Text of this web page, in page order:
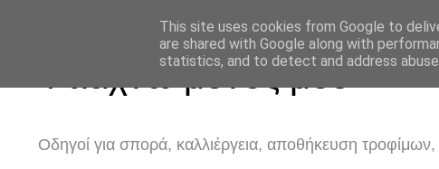
Φτιάχνω μόνος μου
Οδηγοί για σπορά, καλλιέργεια, αποθήκευση
This site uses cookies from Google to
are shared with Google along with
statistics, and to detect and address